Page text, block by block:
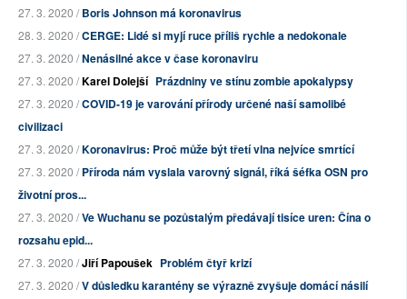
27. 3. 2020 /Boris Johnson má koronavirus
28. 3. 2020 /CERGE: Lidé si myjí ruce příliš rychle a nedokonale
27. 3. 2020 /Nenásilné akce v čase koronaviru
27. 3. 2020 /Karel Dolejší Prázdniny ve stínu zombie apokalypsy
27. 3. 2020 /COVID-19 je varování přírody určené naší samolibé
civilizaci
27. 3. 2020 /Koronavirus: Proč může být třetí vlna nejvíce smrtící
27. 3. 2020 /Příroda nám vyslala varovný signál, říká šéfka OSN pro
životní pros...
27. 3. 2020 /Ve Wuchanu se pozůstalým předávají tisíce uren: Čína o
rozsahu epid...
27. 3. 2020 /Jiří Papoušek Problém čtyř krizí
27. 3. 2020 /V důsledku karantény se výrazně zvyšuje domácí násilí